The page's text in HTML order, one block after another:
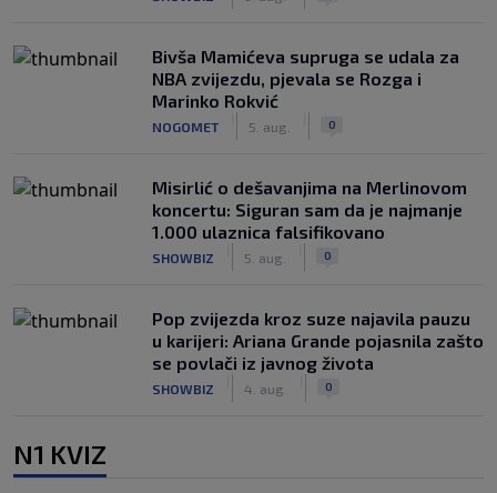
Bivša Mamićeva supruga se udala za
NBA zvijezdu, pjevala se Rozga i
Marinko Rokvić
NOGOMET 5. aug. 0
Misirlić o dešavanjima na Merlinovom
koncertu: Siguran sam da je najmanje
1.000 ulaznica falsifikovano
SHOWBIZ 5. aug. 0
Pop zvijezda kroz suze najavila pauzu
u karijeri: Ariana Grande pojasnila zašto
se povlači iz javnog života
SHOWBIZ 4. aug. 0
N1 KVIZ